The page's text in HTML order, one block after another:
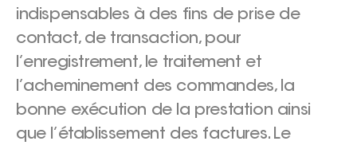
indispensables à des fins de prise de
contact, de transaction, pour
l’enregistrement, le traitement et
l’acheminement des commandes, la
bonne exécution de la prestation ainsi
que l’établissement des factures. Le